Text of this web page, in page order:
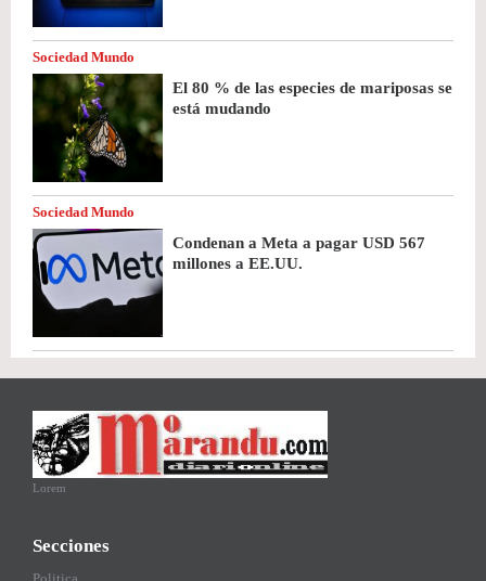
Sociedad Mundo
El 80 % de las especies de mariposas se
está mudando
Sociedad Mundo
Condenan a Meta a pagar USD 567
millones a EE.UU.
Lorem
Secciones